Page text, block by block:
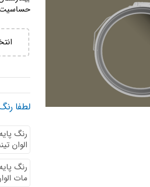
حساسيت
لطفا
رنگ
الوان
رنگ
مات